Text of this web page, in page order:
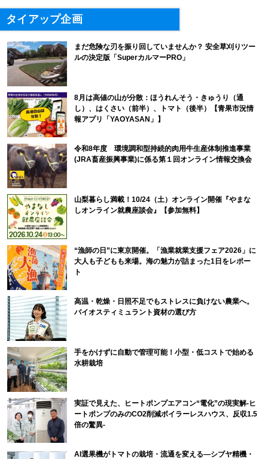
タイアップ企画
まだ危険な刃を振り回していませんか？ 安全草刈りツー
ルの決定版「SuperカルマーPRO」
8月は高値の山が分散：ほうれんそう・きゅうり（通
し）、はくさい（前半）、トマト（後半）【青果市況情
報アプリ「YAOYASAN」】
令和8年度 環境調和型持続的肉用牛生産体制推進事業
(JRA畜産振興事業)に係る第１回オンライン情報交換会
山梨暮らし満載！10/24（土）オンライン開催『やまな
しオンライン就農座談会』【参加無料】
“漁師の日”に東京開催。「漁業就業支援フェア2026」に
大人も子どもも来場。海の魅力が詰まった1日をレポー
ト
高温・乾燥・日照不足でもストレスに負けない農業へ。
バイオスティミュラント資材の選び方
手をかけずに自動で管理可能！小型・低コストで始める
水耕栽培
実証で見えた、ヒートポンプエアコン“電化”の現実解-ヒ
ートポンプのみのCO2削減ボイラーレスハウス、反収1.5
倍の驚異-
AI選果機がトマトの栽培・流通を変える―シブヤ精機・